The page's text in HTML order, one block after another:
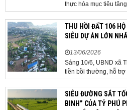
thực hóa mục tiêu
giải ngân đầu tư
địa phương 2 cấp,
vướng mắc về cơ chế,
THU HỒI ĐẤT 106
SIÊU DỰ ÁN LỚN
13/06/2026
Sáng 10/6, UBND xã
tiền bồi thường, hỗ trợ
cho 106 hộ gia đình,
thực hiện dự án Khu
địa bàn thôn Nhuệ
SIÊU ĐƯỜNG SẮT
BINH” CỦA TỶ PHÚ